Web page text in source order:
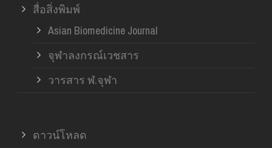
สื่อสิ่งพิมพ์
Asian Biomedicine Journal
จุฬาลงกรณ์เวชสาร
วารสาร ฬ.จุฬา
ดาวน์โหลด